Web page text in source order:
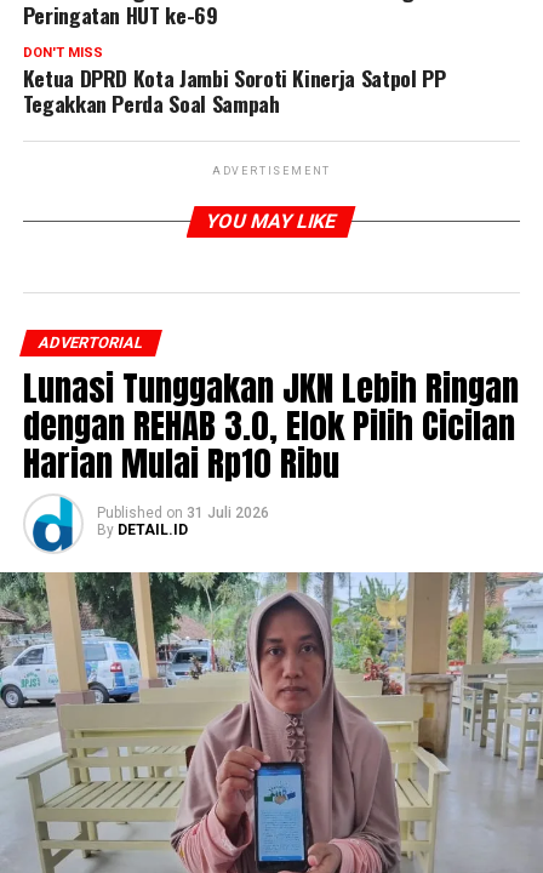
Peringatan HUT ke-69
DON'T MISS
Ketua DPRD Kota Jambi Soroti Kinerja Satpol PP
Tegakkan Perda Soal Sampah
ADVERTISEMENT
YOU MAY LIKE
ADVERTORIAL
Lunasi Tunggakan JKN Lebih Ringan
dengan REHAB 3.0, Elok Pilih Cicilan
Harian Mulai Rp10 Ribu
Published on 31 Juli 2026
By DETAIL.ID